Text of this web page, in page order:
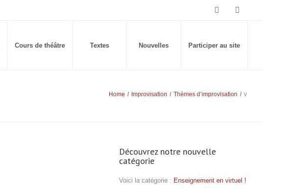
Cours de théâtre Textes Nouvelles Participer au site
Home / Improvisation / Thèmes d’improvisation / v
Découvrez notre nouvelle
catégorie
Voici la catégorie : Enseignement en virtuel !